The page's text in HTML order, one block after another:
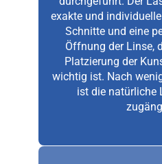
exakte und
Schnitte und eine
Öffnung der Linse,
Platzierung der
wichtig ist. Nach
ist die natürliche